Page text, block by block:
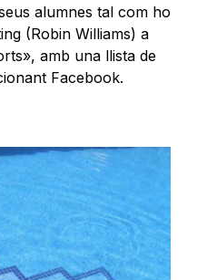
alumnes tal com ho
(Robin Williams) a
amb una llista de
Facebook.